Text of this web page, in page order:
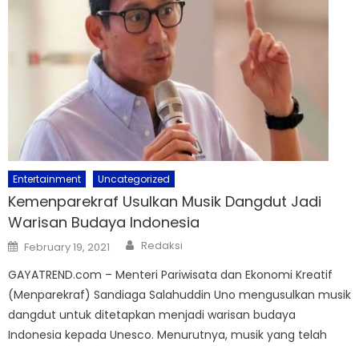
Entertainment Uncategorized
Kemenparekraf Usulkan Musik Dangdut Jadi
Warisan Budaya Indonesia
Posted
on
February 19, 2021 Author
Redaksi
GAYATREND.com – Menteri Pariwisata dan Ekonomi Kreatif
(Menparekraf) Sandiaga Salahuddin Uno mengusulkan musik
dangdut untuk ditetapkan menjadi warisan budaya
Indonesia kepada Unesco. Menurutnya, musik yang telah